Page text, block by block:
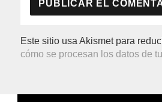
Este sitio usa Akismet para
cómo se procesan los datos de